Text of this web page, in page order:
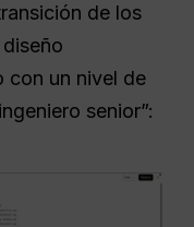
de los
con un nivel de
senior”: